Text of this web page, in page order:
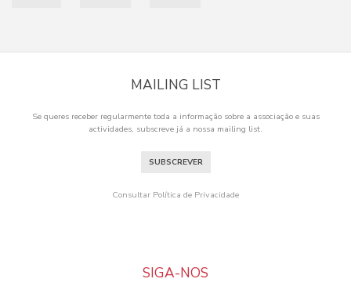
MAILING LIST
Se queres receber regularmente toda a informação sobre a associação e suas
actividades, subscreve já a nossa mailing list.
SUBSCREVER
Consultar Política de Privacidade
SIGA-NOS